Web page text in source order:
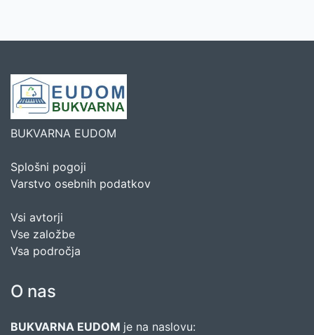
BUKVARNA EUDOM
Splošni pogoji
Varstvo osebnih podatkov
Vsi avtorji
Vse založbe
Vsa področja
O nas
BUKVARNA EUDOM je na naslovu: